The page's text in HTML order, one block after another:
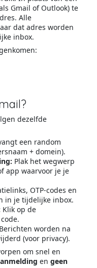
Gmail of Outlook) te
Alle
dat adres worden
inbox.
dezelfde
een random
+ domein).
Plak het wegwerp
app waarvoor je je
OTP-codes en
in je tijdelijke inbox.
Klik op de
Berichten worden na
(voor privacy).
om snel en
en geen